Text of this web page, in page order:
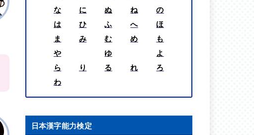
な
に ぬ ね
の
は
ひ ふ へ
ほ
ま
み む め
も
や
ゆ
よ
ら
り る れ
ろ
わ
日本漢字能力検定